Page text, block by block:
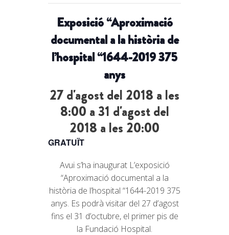
Exposició “Aproximació
documental a la història de
l’hospital “1644-2019 375
anys
27 d'agost del 2018 a les
8:00 a31 d'agost del
2018 a les 20:00
GRATUÏT
Avui s’ha inaugurat L’exposició
“Aproximació documental a la
història de l’hospital “1644-2019 375
anys. Es podrà visitar del 27 d’agost
fins el 31 d’octubre, el primer pis de
la Fundació Hospital.